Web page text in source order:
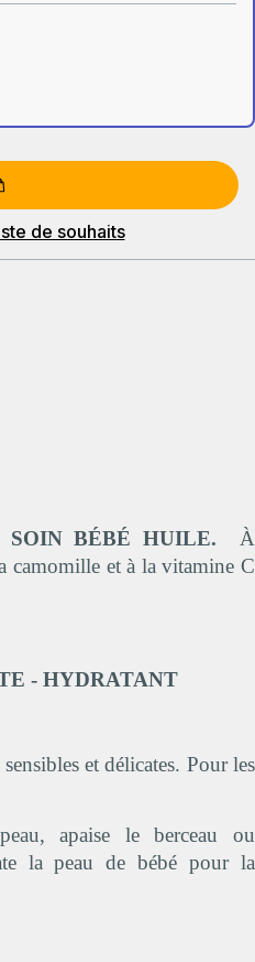
de souhaits
SOIN BÉBÉ HUILE. À
camomille et à la vitamine C
- HYDRATANT
et délicates. Pour les
apaise le berceau ou
la peau de bébé pour la